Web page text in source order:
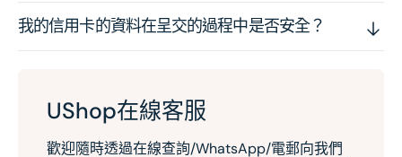
我的信用卡的資料在呈交的過程中是否安全？
UShop在線客服
歡迎隨時透過在線查詢/WhatsApp/電郵向我們